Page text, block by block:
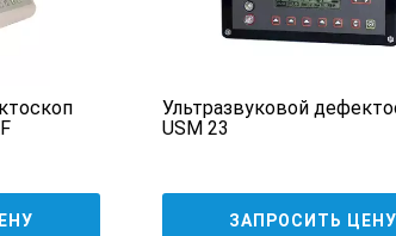
СПЕКТР-4:
Ультразвуковой
USM 23
ЗАПРОСИТЬ ЦЕНУ